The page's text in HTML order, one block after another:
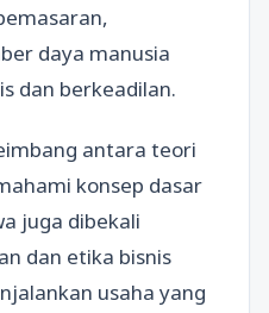
daya manusia
dan berkeadilan.
antara teori
konsep dasar
juga dibekali
dan etika bisnis
usaha yang